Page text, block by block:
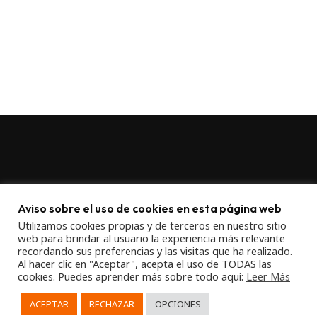
Privacy Policy
Cookies Policy
Shipping policy
Aviso sobre el uso de cookies en esta página web
Utilizamos cookies propias y de terceros en nuestro sitio
web para brindar al usuario la experiencia más relevante
recordando sus preferencias y las visitas que ha realizado.
Al hacer clic en "Aceptar", acepta el uso de TODAS las
cookies. Puedes aprender más sobre todo aquí: Leer Más
ACEPTAR RECHAZAR OPCIONES